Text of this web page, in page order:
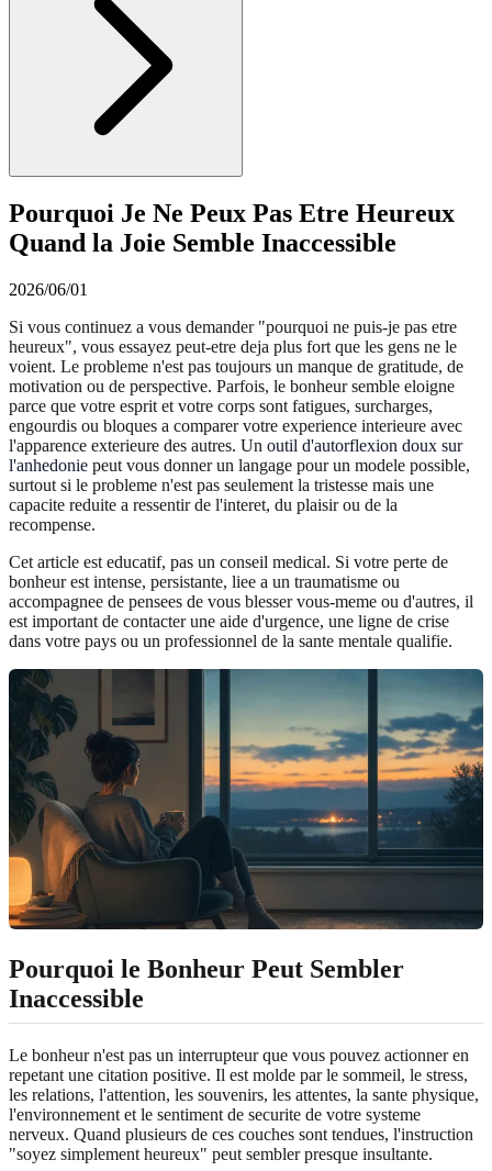
Pourquoi Je Ne Peux Pas Etre Heureux
Quand la Joie Semble Inaccessible
2026/06/01
Si vous continuez a vous demander "pourquoi ne puis-je pas etre
heureux", vous essayez peut-etre deja plus fort que les gens ne le
voient. Le probleme n'est pas toujours un manque de gratitude, de
motivation ou de perspective. Parfois, le bonheur semble eloigne
parce que votre esprit et votre corps sont fatigues, surcharges,
engourdis ou bloques a comparer votre experience interieure avec
l'apparence exterieure des autres. Un outil d'autorflexion doux sur
l'anhedonie peut vous donner un langage pour un modele possible,
surtout si le probleme n'est pas seulement la tristesse mais une
capacite reduite a ressentir de l'interet, du plaisir ou de la
recompense.
Cet article est educatif, pas un conseil medical. Si votre perte de
bonheur est intense, persistante, liee a un traumatisme ou
accompagnee de pensees de vous blesser vous-meme ou d'autres, il
est important de contacter une aide d'urgence, une ligne de crise
dans votre pays ou un professionnel de la sante mentale qualifie.
Pourquoi le Bonheur Peut Sembler
Inaccessible
Le bonheur n'est pas un interrupteur que vous pouvez actionner en
repetant une citation positive. Il est molde par le sommeil, le stress,
les relations, l'attention, les souvenirs, les attentes, la sante physique,
l'environnement et le sentiment de securite de votre systeme
nerveux. Quand plusieurs de ces couches sont tendues, l'instruction
"soyez simplement heureux" peut sembler presque insultante.